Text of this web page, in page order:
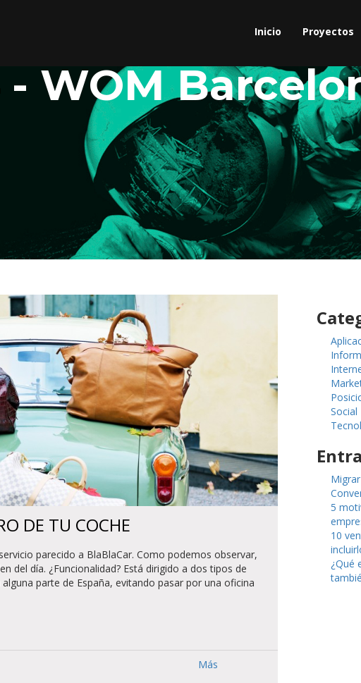
Inicio Proyectos
- WOM
DE TU COCHE
parecido a BlaBlaCar. Como podemos observar,
del día. ¿Funcionalidad? Está dirigido a dos tipos de
parte de España, evitando pasar por una oficina
Más
Social
5
10
¿Qué